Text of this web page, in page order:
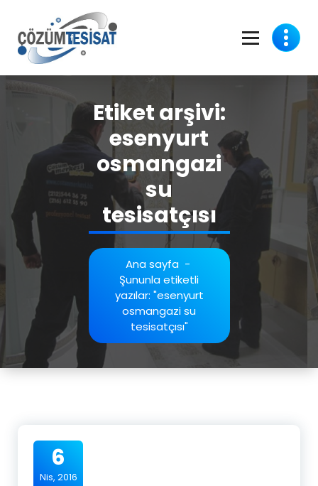
Etiket arşivi:
esenyurt
osmangazi
su
tesisatçısı
Ana sayfa-
Şununla etiketli
yazılar: "esenyurt
osmangazi su
tesisatçısı"
6
Nis, 2016